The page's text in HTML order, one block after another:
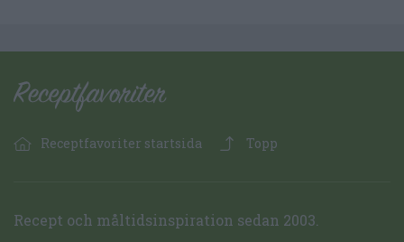
Receptfavoriter startsida Topp
Recept och måltidsinspiration sedan 2003.